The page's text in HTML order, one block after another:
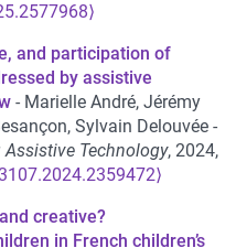
and participation of
by assistive
Marielle André, Jérémy
Sylvain Delouvée
Technology, 2024,
creative?
in French children’s